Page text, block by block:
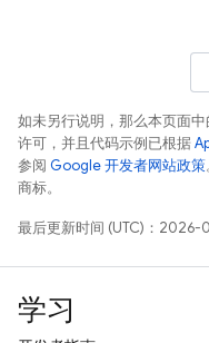
如未另行说明，那么本页面
许可，并且代码示例已根据
参阅 Google 开发者网站政策
商标。
最后更新时间 (UTC)：2026-
学习